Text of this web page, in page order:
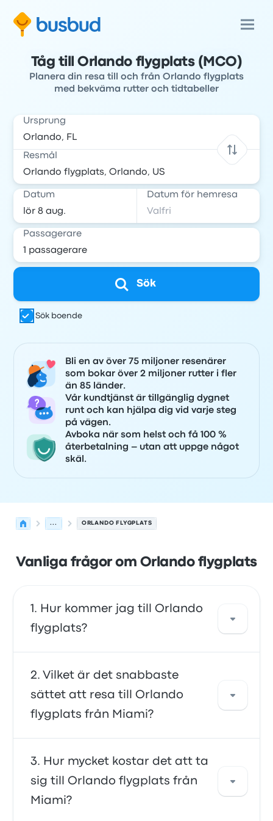
Tåg till Orlando flygplats (MCO)
Planera din resa till och från Orlando flygplats
med bekväma rutter och tidtabeller
Ursprung
Resmål
Datum Datum för hemresa
Passagerare
Sök
Sök boende
Bli en av över 75 miljoner resenärer
som bokar över 2 miljoner rutter i fler
än 85 länder.
Vår kundtjänst är tillgänglig dygnet
runt och kan hjälpa dig vid varje steg
på vägen.
Avboka när som helst och få 100 %
återbetalning – utan att uppge något
skäl.
... ORLANDO FLYGPLATS
Vanliga frågor om Orlando flygplats
Hur kommer jag till Orlando
flygplats?
Du kan ta tåg, som tar dig ända fram till
flygplatsen. Alternativt kan du ta en taxi eller
Vilket är det snabbaste
sättet att resa till Orlando
flygplats från Miami?
Det snabbaste sättet att resa till och från
Orlando flygplats är med tåg, som erbjuder
bekväm transport till flygplatsterminalerna.
tåg är ofta prisvärda, pålitliga och erbjuder
Hur mycket kostar det att ta
sig till Orlando flygplats från
Miami?